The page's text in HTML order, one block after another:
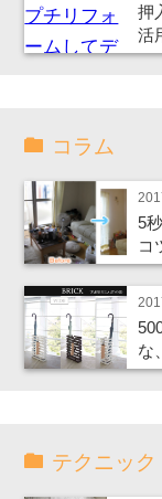
押
活
コラム
5
コ
な
テクニック